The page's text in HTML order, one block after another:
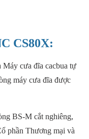
CS80X:
cưa đĩa cacbua tự
máy cưa đĩa được
BS-M cắt nghiêng,
phần Thương mại và